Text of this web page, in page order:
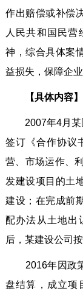
作出赔偿或补偿
人民共和国民营
神，综合具体案
益损失，保障企
【具体内容】
2007年4月某区
签订《合作协议
营、市场运作、
发建设项目的土
建设；在完成前
配办法从土地出
后，某建设公司
2016年因政策
盘结算，成立项